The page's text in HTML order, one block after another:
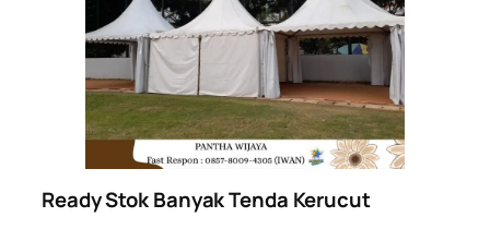
Ready Stok Banyak Tenda Kerucut